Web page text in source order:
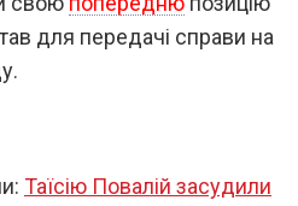
для передачі справи на
Таїсію Повалій засудили